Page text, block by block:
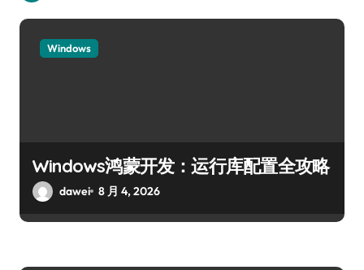
Windows
Windows鸿蒙开发：运行库配置全攻略
dawei 8 月 4, 2026